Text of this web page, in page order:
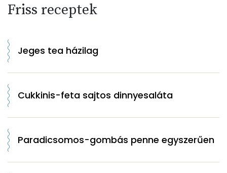
Friss receptek
Jeges tea házilag
Cukkinis-feta sajtos dinnyesaláta
Paradicsomos-gombás penne egyszerűen